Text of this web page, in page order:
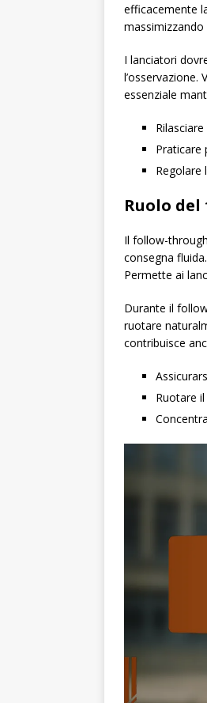
efficacemente
massimizzando
I lanciatori
l’osservazione.
essenziale
Praticare
Regolare
Ruolo
Il follow-
consegna
Permette ai
Durante il
ruotare
contribuisce
Ruotare